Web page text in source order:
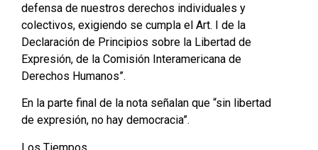
defensa de nuestros derechos individuales y
colectivos, exigiendo se cumpla el Art. I de la
Declaración de Principios sobre la Libertad de
Expresión, de la Comisión Interamericana de
Derechos Humanos”.
En la parte final de la nota señalan que “sin libertad
de expresión, no hay democracia”.
Los Tiempos